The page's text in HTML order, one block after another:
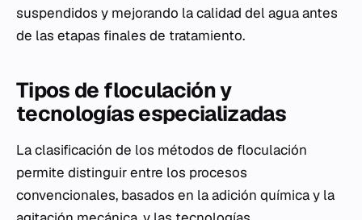
suspendidos y mejorando la calidad del agua antes
de las etapas finales de tratamiento.
Tipos de floculación y
tecnologías especializadas
La clasificación de los métodos de floculación
permite distinguir entre los procesos
convencionales, basados en la adición química y la